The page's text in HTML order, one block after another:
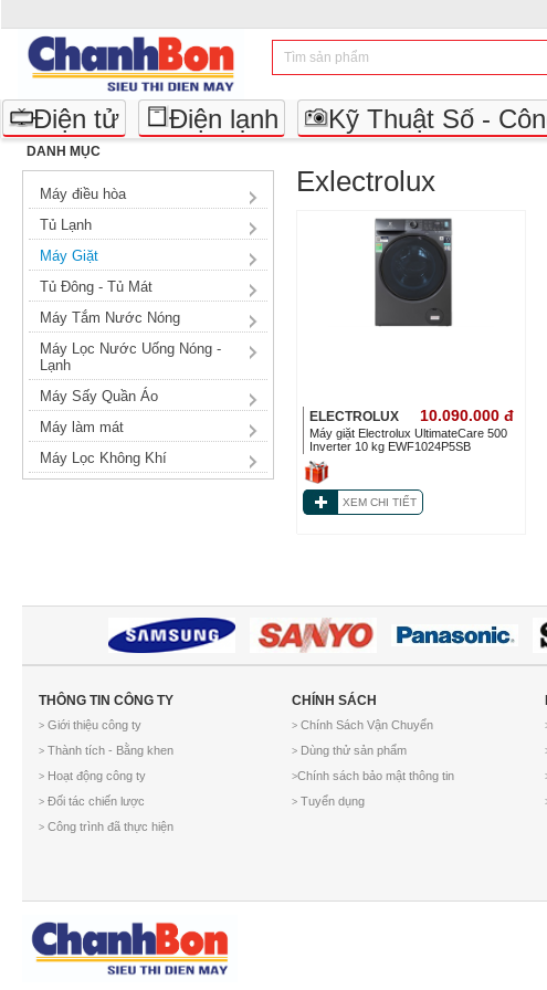
Điện tử Điện lạnh Kỹ Thuật Số -
DANH MỤC
Máy điều hòa
Tủ Lạnh
Máy Giặt
Tủ Đông - Tủ Mát
Máy Tắm Nước Nóng
Máy Lọc Nước Uống Nóng -
Lạnh
Máy Sấy Quần Áo
Máy làm mát
Máy Lọc Không Khí
Exlectrolux
ELECTROLUX 10.090.000 đ
Máy giặt Electrolux UltimateCare 500
Inverter 10 kg EWF1024P5SB
XEM CHI TIẾT
THÔNG TIN CÔNG TY
> Giới thiệu công ty
> Thành tích - Bằng khen
> Hoạt động công ty
> Đối tác chiến lược
> Công trình đã thực hiện
CHÍNH SÁCH
> Chính Sách Vận Chuyển
> Dùng thử sản phẩm
>Chính sách bảo mật thông tin
> Tuyển dụng